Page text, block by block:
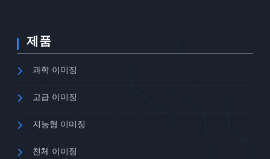
제품
과학 이미징
고급 이미징
지능형 이미징
천체 이미징